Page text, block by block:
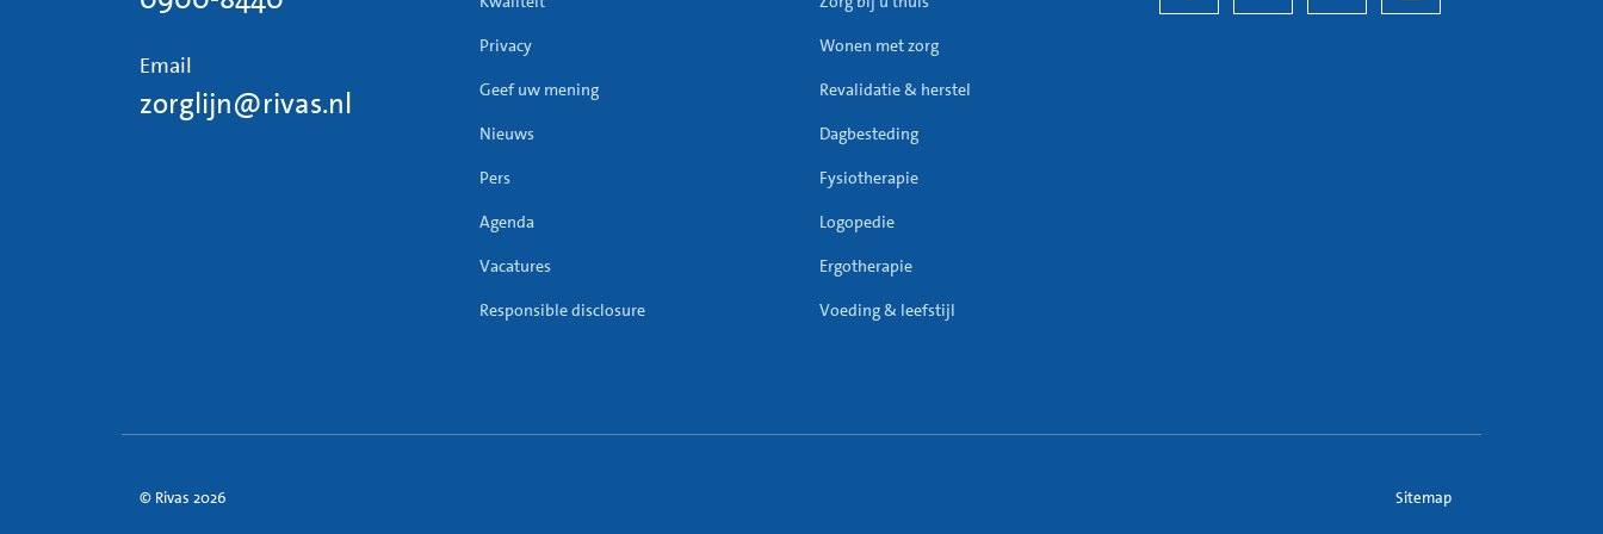
Email
zorglijn@rivas.nl
Privacy
Geef uw mening
Nieuws
Pers
Agenda
Vacatures
Responsible disclosure
Wonen met zorg
Revalidatie & herstel
Dagbesteding
Fysiotherapie
Logopedie
Ergotherapie
Voeding & leefstijl
© Rivas 2026 Sitemap